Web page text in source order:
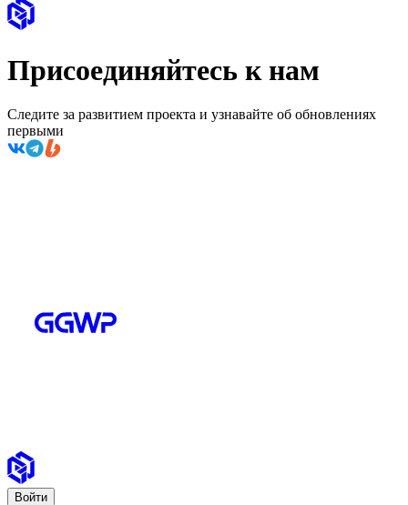
Присоединяйтесь к нам
Следите за развитием проекта и узнавайте об обновлениях
первыми
Войти